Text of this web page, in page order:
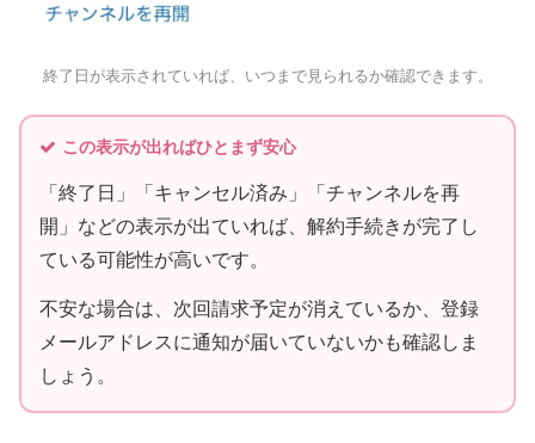
終了日が表示されていれば、いつまで見られるか確認できます。
この表示が出ればひとまず安心
「終了日」「キャンセル済み」「チャンネルを再
開」などの表示が出ていれば、解約手続きが完了し
ている可能性が高いです。
不安な場合は、次回請求予定が消えているか、登録
メールアドレスに通知が届いていないかも確認しま
しょう。